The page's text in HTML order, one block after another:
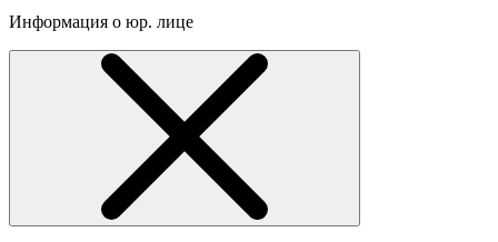
Информация о юр. лице